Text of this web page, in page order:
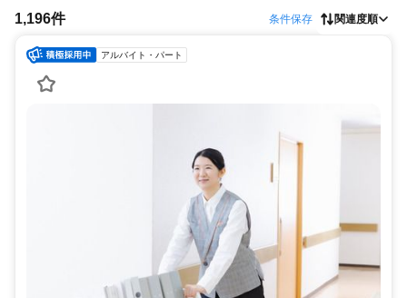
1,196件 条件保存 関連度順
アルバイト・パート